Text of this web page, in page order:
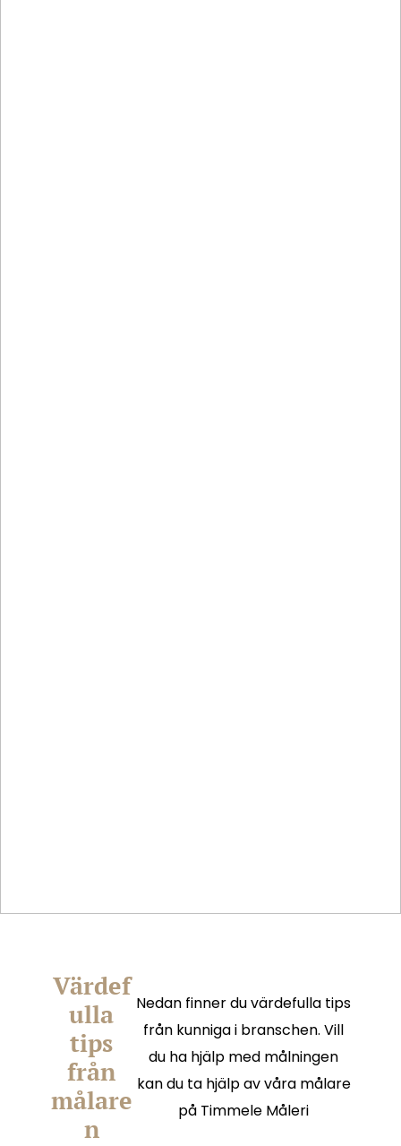
Värdef
ulla
tips
från
målare
n
Nedan finner du värdefulla tips
från kunniga i branschen. Vill
du ha hjälp med målningen
kan du ta hjälp av våra målare
på Timmele Måleri